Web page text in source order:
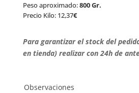
Peso aproximado:800 Gr.
Precio Kilo: 12,37€
Para garantizar el stock del
en tienda) realizar con 24h de
Observaciones